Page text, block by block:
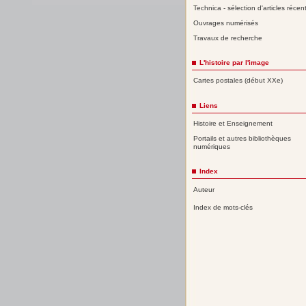
Technica - sélection d'articles
Ouvrages numérisés
Travaux de recherche
L'histoire par l'image
Cartes postales (début XXe)
Liens
Histoire et Enseignement
Portails et autres bibliothèques
numériques
Index
Auteur
Index de mots-clés